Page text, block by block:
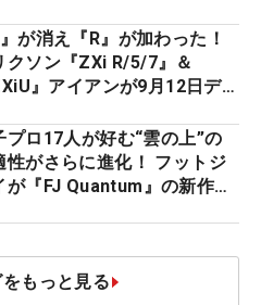
』が消え『R』が加わった！
クソン『ZXi R/5/7』＆
』アイアンが9月12日デ
プロ17人が好む“雲の上”の
性がさらに進化！ フットジ
が『FJ Quantum』の新作を
もっと見る